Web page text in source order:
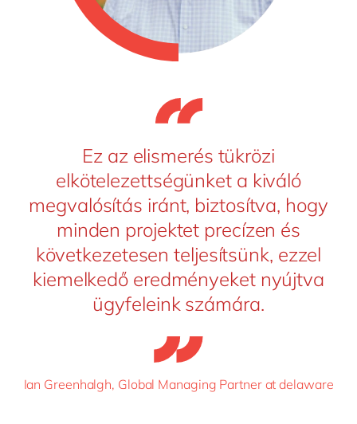
Ez az elismerés tükrözi
elkötelezettségünket a kiváló
megvalósítás iránt, biztosítva, hogy
minden projektet precízen és
következetesen teljesítsünk, ezzel
kiemelkedő eredményeket nyújtva
ügyfeleink számára.
Ian Greenhalgh, Global Managing Partner at delaware